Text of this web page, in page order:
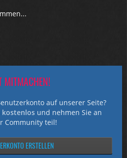
MITMACHEN!
auf unserer Seite?
kostenlosund nehmen Sie an
Community teil!
ERSTELLEN